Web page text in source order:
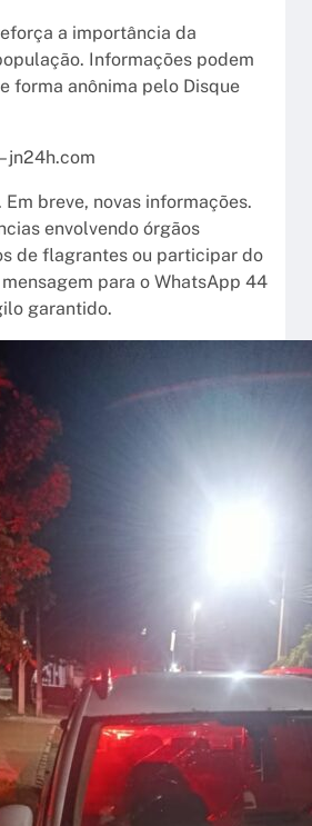
a importância da
Informações podem
forma anônima pelo Disque
jn24h.com
breve, novas informações.
envolvendo órgãos
de flagrantes ou participar do
para o WhatsApp 44
garantido.